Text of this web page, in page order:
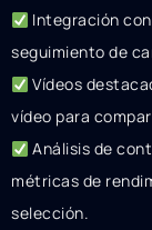
Integración
seguimiento de
Vídeos
vídeo para
Análisis de
métricas de
selección.